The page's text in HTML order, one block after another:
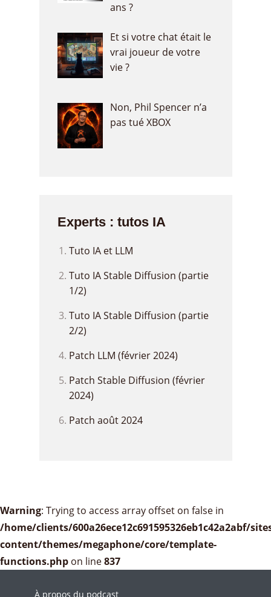
ans ?
Et si votre chat était le
vrai joueur de votre
vie ?
Non, Phil Spencer n’a
pas tué XBOX
Experts : tutos IA
Tuto IA et LLM
Tuto IA Stable Diffusion (partie
1/2)
Tuto IA Stable Diffusion (partie
2/2)
Patch LLM (février 2024)
Patch Stable Diffusion (février
2024)
Patch août 2024
Warning: Trying to access array offset on false in
/home/clients/600a26ece12c691595326eb1c42a2abf/
content/themes/megaphone/core/template-
functions.php on line837
À propos du podcast